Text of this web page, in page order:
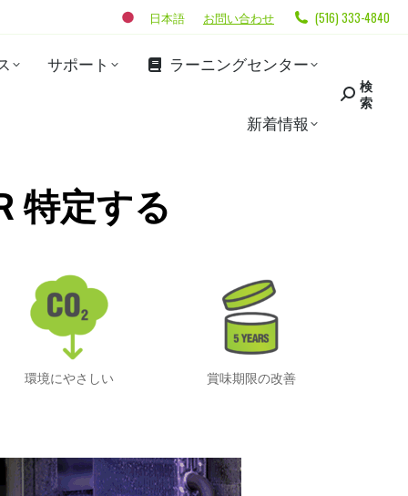
日本語 お問い合わせ (516) 333-4840
サポート ラーニングセンター
新着情報
検
索
特定する
環境にやさしい 賞味期限の改善